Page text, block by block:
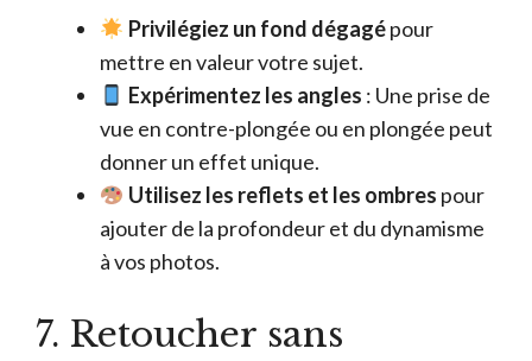
Privilégiez un fond dégagépour
mettre en valeur votre sujet.
Expérimentez les angles : Une prise de
vue en contre-plongée ou en plongée peut
donner un effet unique.
Utilisez les reflets et les ombres pour
ajouter de la profondeur et du dynamisme
à vos photos.
7. Retoucher sans